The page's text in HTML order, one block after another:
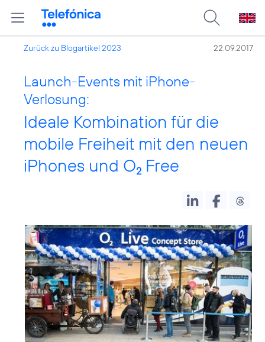
Zurück zu Blogartikel 2023 22.09.2017
Launch-Events mit iPhone-
Verlosung:
Ideale Kombination für die
mobile Freiheit mit den neuen
iPhones und O2 Free